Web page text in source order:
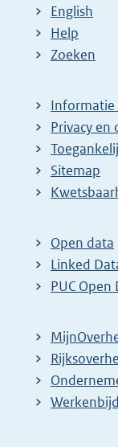
English
Help
Zoeken
Informatie
Privacy en
Sitemap
E
t
e
r
l
i
n
k
Open data
Linked
PUC Open
E
x
t
E
x
E